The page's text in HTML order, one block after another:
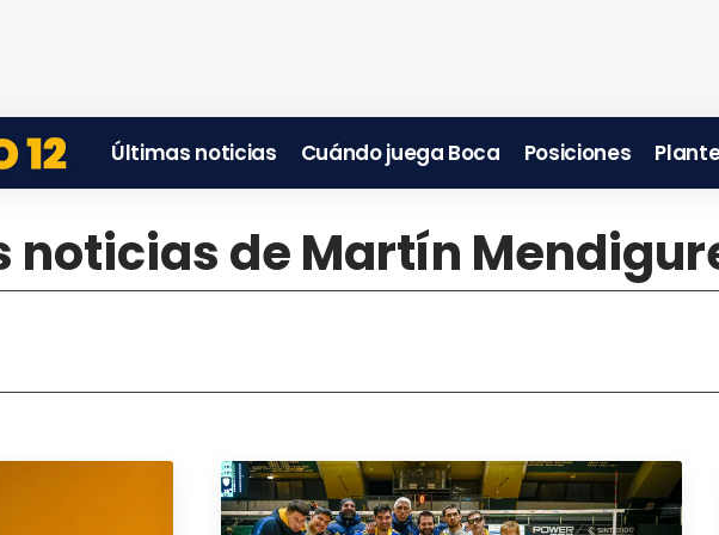
Últimas noticias Cuándo juega Boca Posiciones
noticias de Martín